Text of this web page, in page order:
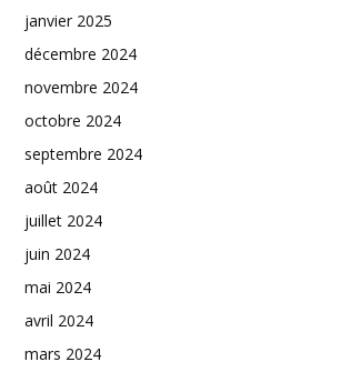
janvier 2025
décembre 2024
novembre 2024
octobre 2024
septembre 2024
août 2024
juillet 2024
juin 2024
mai 2024
avril 2024
mars 2024